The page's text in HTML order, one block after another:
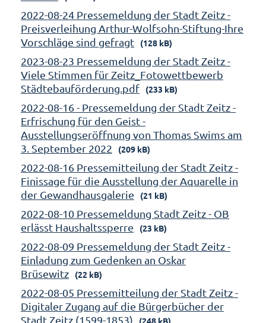
2022-08-24 Pressemeldung der Stadt Zeitz -
Preisverleihung Arthur-Wolfsohn-Stiftung-Ihre
Vorschläge sind gefragt
(128 kB)
2023-08-23 Pressemeldung der Stadt Zeitz -
Viele Stimmen für Zeitz_Fotowettbewerb
Städtebauförderung.pdf
(233 kB)
2022-08-16 - Pressemeldung der Stadt Zeitz -
Erfrischung für den Geist -
Ausstellungseröffnung von Thomas Swims am
3. September 2022
(209 kB)
2022-08-16 Pressemitteilung der Stadt Zeitz -
Finissage für die Ausstellung der Aquarelle in
der Gewandhausgalerie
(21 kB)
2022-08-10 Pressemeldung Stadt Zeitz - OB
erlässt Haushaltssperre
(23 kB)
2022-08-09 Pressemeldung der Stadt Zeitz -
Einladung zum Gedenken an Oskar
Brüsewitz
(22 kB)
2022-08-05 Pressemitteilung der Stadt Zeitz -
Digitaler Zugang auf die Bürgerbücher der
Stadt Zeitz (1599-1853)
(248 kB)